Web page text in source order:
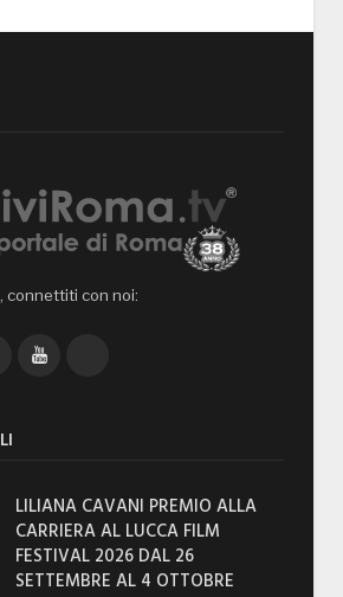
connettiti con noi:
YouTube
LILIANA CAVANI PREMIO ALLA
CARRIERA AL LUCCA FILM
FESTIVAL 2026 DAL 26
SETTEMBRE AL 4 OTTOBRE